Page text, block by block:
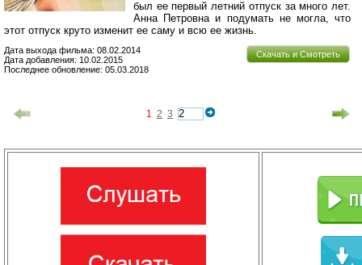
был ее первый летний отпуск за много лет.
Анна Петровна и подумать не могла, что
этот отпуск круто изменит ее саму и всю ее жизнь.
Скачать и Смотреть
Дата выхода фильма: 08.02.2014
Дата добавления: 10.02.2015
Последнее обновление: 05.03.2018
1 2 3